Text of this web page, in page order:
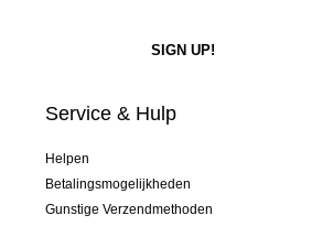
Service & Hulp
Helpen
Betalingsmogelijkheden
Gunstige Verzendmethoden